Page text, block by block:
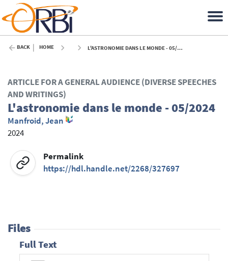
BACK HOME L'ASTRONOMIE DANS LE MONDE - 05/2024 - 2024
ARTICLE FOR A GENERAL AUDIENCE (DIVERSE SPEECHES
AND WRITINGS)
L'astronomie dans le monde - 05/2024
Manfroid, Jean
2024
Permalink
https://hdl.handle.net/2268/327697
Files
Full Text